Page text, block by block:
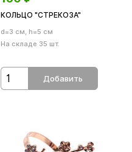
КОЛЬЦО "СТРЕКОЗА"
d=3 см, h=5 см
На складе 35 шт.
Добавить